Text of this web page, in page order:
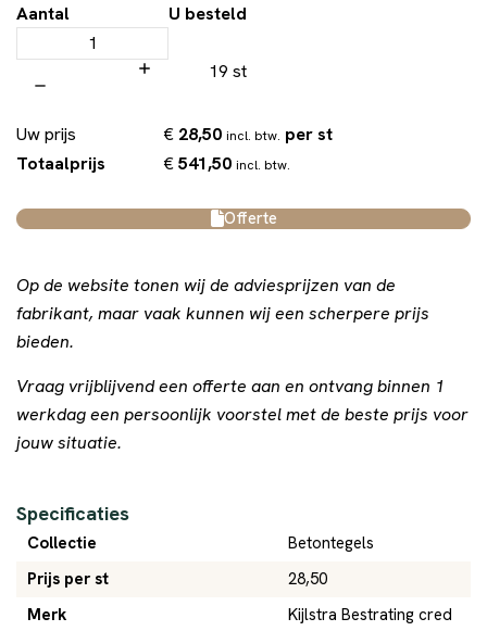
Aantal U besteld
19 st
Uw prijs € 28,50 incl. btw. per st
Totaalprijs
€541,50 incl. btw.
Offerte
Op de website tonen wij de adviesprijzen van de
fabrikant, maar vaak kunnen wij een scherpere prijs
bieden.
Vraag vrijblijvend een offerte aan en ontvang binnen 1
werkdag een persoonlijk voorstel met de beste prijs voor
jouw situatie.
Specificaties
Collectie
Betontegels
Prijs per st
28,50
Merk
Kijlstra Bestrating cred